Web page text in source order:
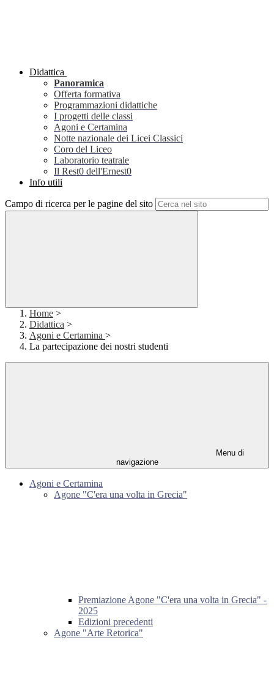
Didattica
Panoramica
Offerta formativa
Programmazioni didattiche
I progetti delle classi
Agoni e Certamina
Notte nazionale dei Licei Classici
Coro del Liceo
Laboratorio teatrale
Il Rest0 dell'Ernest0
Info utili
Campo di ricerca per le pagine del sito
Home >
Didattica >
Agoni e Certamina >
La partecipazione dei nostri studenti
Menu di
navigazione
Agoni e Certamina
Agone "C'era una volta in Grecia"
Premiazione Agone "C'era una volta in Grecia" -
2025
Edizioni precedenti
Agone "Arte Retorica"